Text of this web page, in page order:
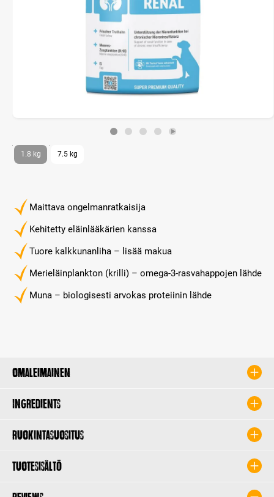
Maittava ongelmanratkaisija
Kehitetty eläinlääkärien kanssa
Tuore kalkkunanliha – lisää makua
Merieläinplankton (krilli) – omega-3-rasvahappojen lähde
Muna – biologisesti arvokas proteiinin lähde
1.8 kg 7.5 kg
Omaleimainen
Ingredients
Ruokintasuositus
Tuotesisältö